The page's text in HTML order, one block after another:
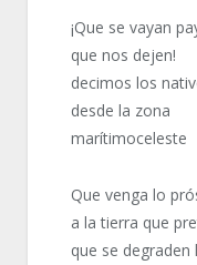
¡Que se vayan
que nos dejen!
decimos los
desde la zona
marítimoceleste
Que venga lo
a la tierra que
que se degraden